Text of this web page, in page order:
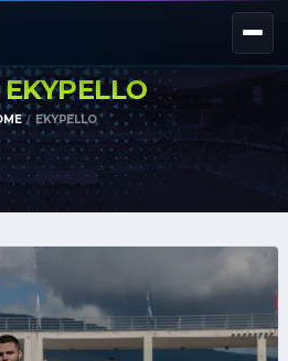
REGISTER →
eNATIONAL
ABOUT
EKYPELLO
EKYPELLO